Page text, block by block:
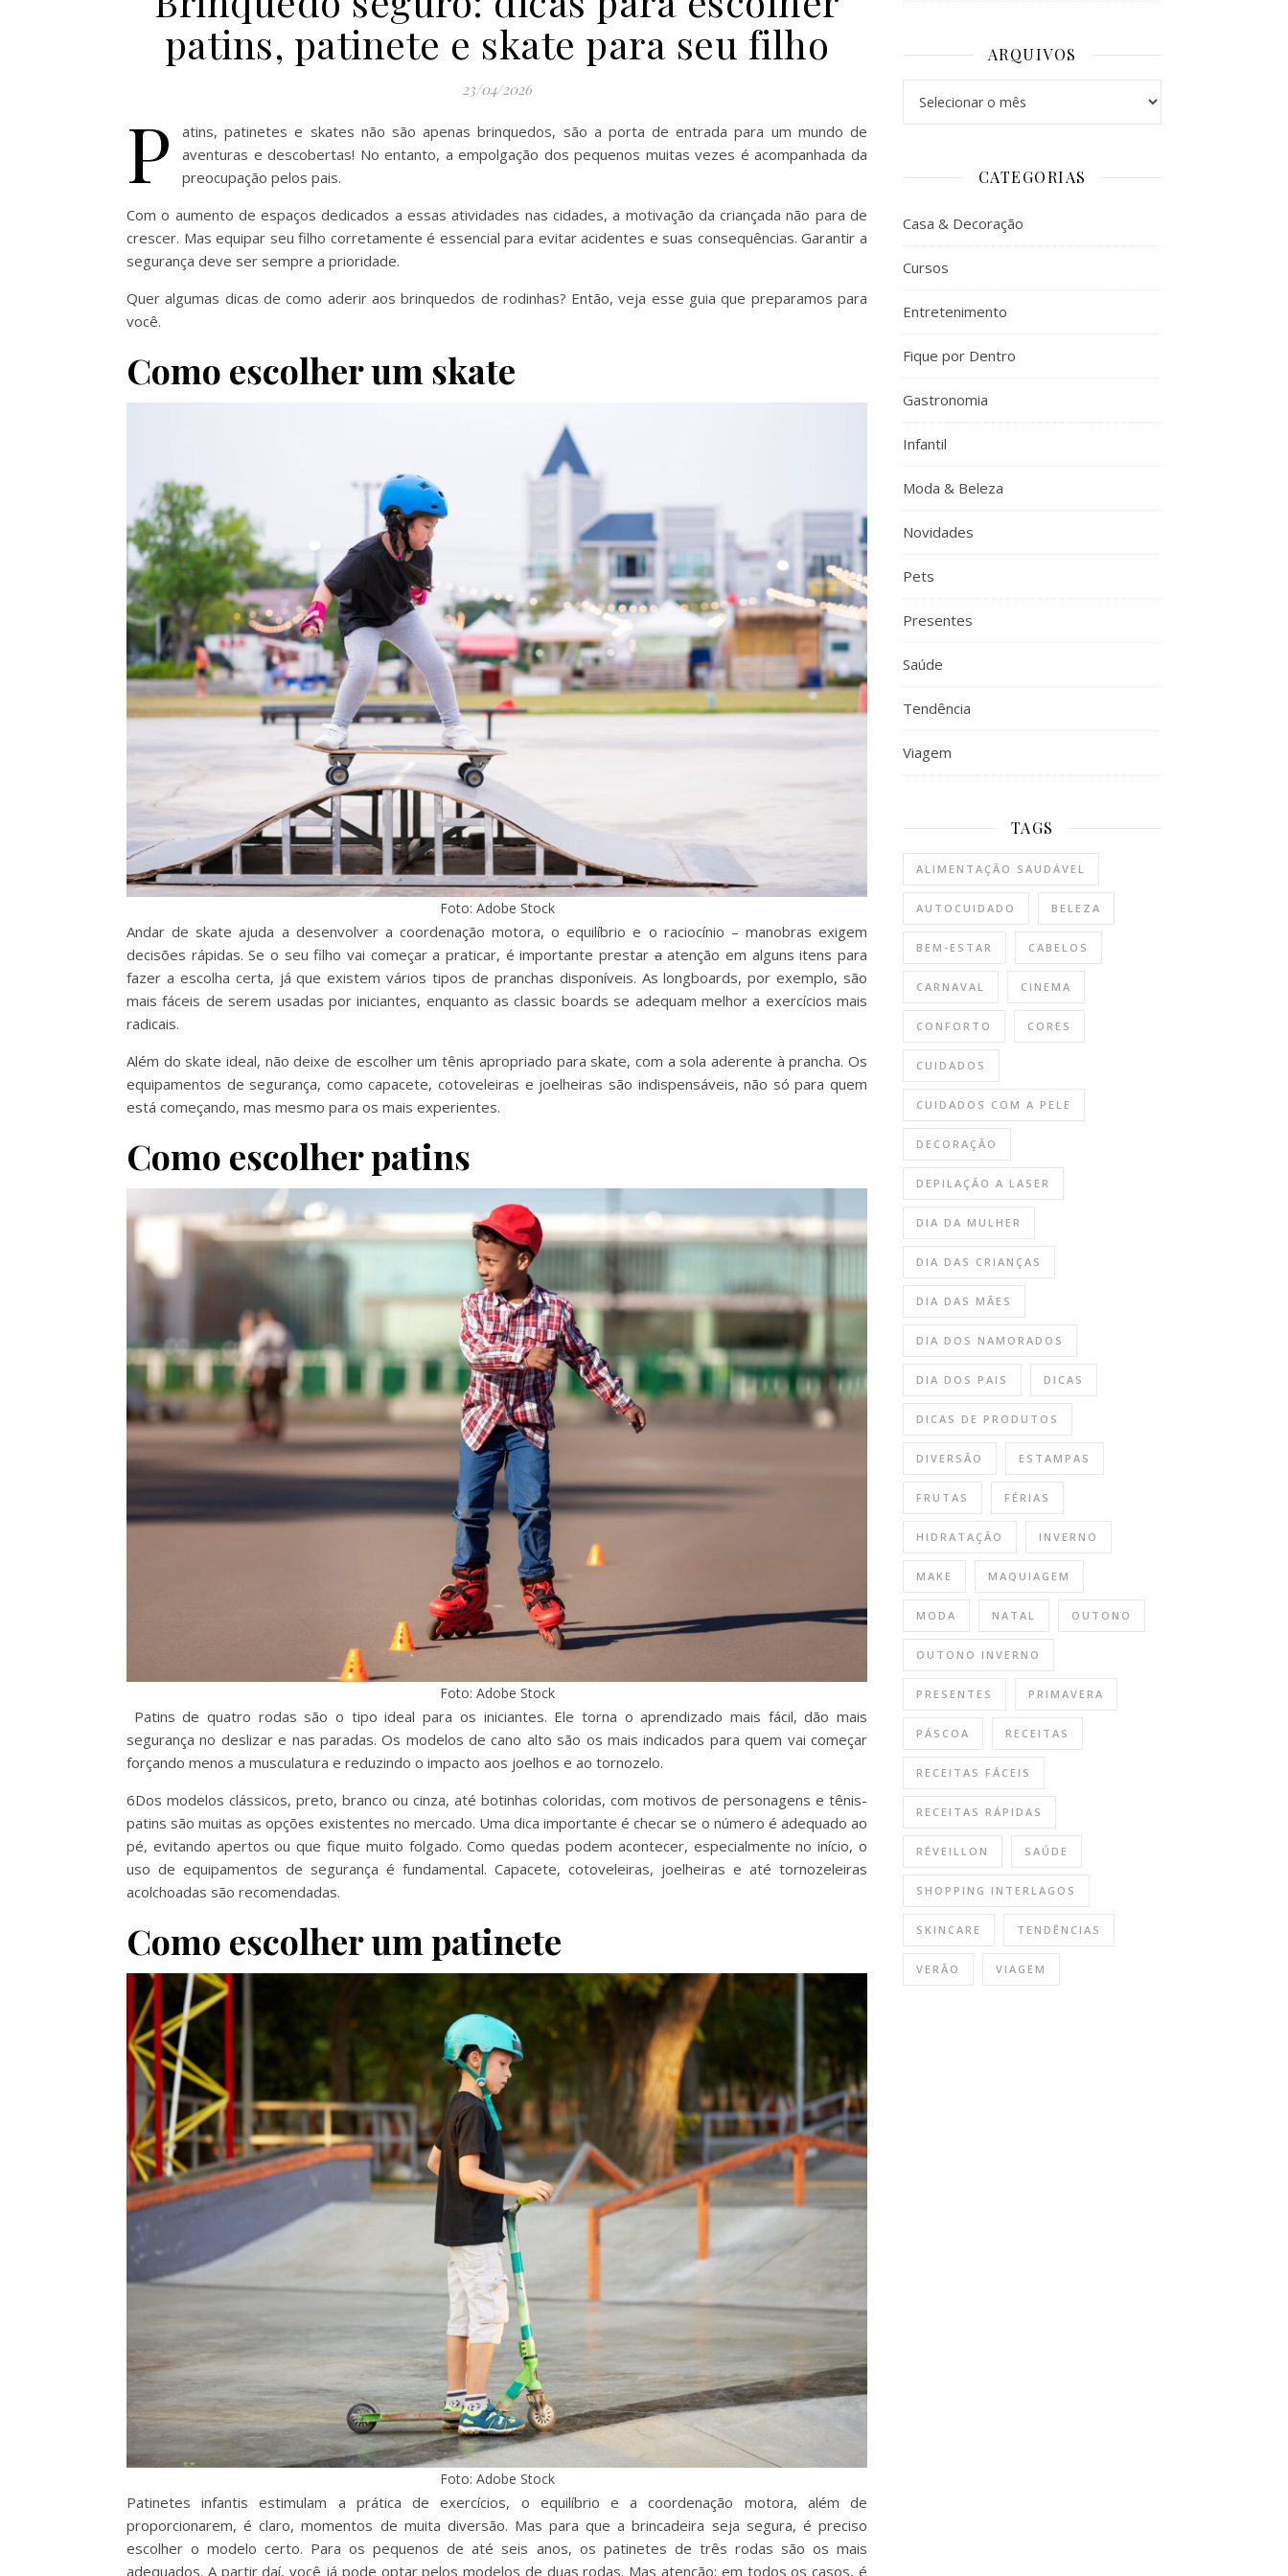
patins, patinete e skate para seu filho
23/04/2026
P
atins, patinetes e skates não são apenas brinquedos, são a porta de entrada para um mundo de
aventuras e descobertas! No entanto, a empolgação dos pequenos muitas vezes é acompanhada da
preocupação pelos pais.
Com o aumento de espaços dedicados a essas atividades nas cidades, a motivação da criançada não para de
crescer. Mas equipar seu filho corretamente é essencial para evitar acidentes e suas consequências. Garantir a
segurança deve ser sempre a prioridade.
Quer algumas dicas de como aderir aos brinquedos de rodinhas? Então, veja esse guia que preparamos para
você.
Como escolher um skate
Foto: Adobe Stock
Andar de skate ajuda a desenvolver a coordenação motora, o equilíbrio e o raciocínio – manobras exigem
decisões rápidas. Se o seu filho vai começar a praticar, é importante prestaraatenção em alguns itens para
fazer a escolha certa, já que existem vários tipos de pranchas disponíveis. As longboards, por exemplo, são
mais fáceis de serem usadas por iniciantes, enquanto as classic boards se adequam melhor a exercícios mais
radicais.
Além do skate ideal, não deixe de escolher um tênis apropriado para skate, com a sola aderente à prancha. Os
equipamentos de segurança, como capacete, cotoveleiras e joelheiras são indispensáveis, não só para quem
está começando, mas mesmo para os mais experientes.
Como escolher patins
Foto: Adobe Stock
Patins de quatro rodas são o tipo ideal para os iniciantes. Ele torna o aprendizado mais fácil, dão mais
segurança no deslizar e nas paradas. Os modelos de cano alto são os mais indicados para quem vai começar
forçando menos a musculatura e reduzindo o impacto aos joelhos e ao tornozelo.
6Dos modelos clássicos, preto, branco ou cinza, até botinhas coloridas, com motivos de personagens e tênis-
patins são muitas as opções existentes no mercado. Uma dica importante é checar se o número é adequado ao
pé, evitando apertos ou que fique muito folgado. Como quedas podem acontecer, especialmente no início, o
uso de equipamentos de segurança é fundamental. Capacete, cotoveleiras, joelheiras e até tornozeleiras
acolchoadas são recomendadas.
Como escolher um patinete
Foto: Adobe Stock
Patinetes infantis estimulam a prática de exercícios, o equilíbrio e a coordenação motora, além de
proporcionarem, é claro, momentos de muita diversão. Mas para que a brincadeira seja segura, é preciso
escolher o modelo certo. Para os pequenos de até seis anos, os patinetes de três rodas são os mais
adequados. A partir daí, você já pode optar pelos modelos de duas rodas. Mas atenção: em todos os casos, é
ARQUIVOS
CATEGORIAS
Casa & Decoração
Cursos
Entretenimento
Fique por Dentro
Gastronomia
Infantil
Moda & Beleza
Novidades
Pets
Presentes
Saúde
Tendência
Viagem
TAGS
ALIMENTAÇÃO SAUDÁVEL
AUTOCUIDADO BELEZA
BEM-ESTAR CABELOS
CARNAVAL CINEMA
CONFORTO CORES
CUIDADOS
CUIDADOS COM A PELE
DECORAÇÃO
DEPILAÇÃO A LASER
DIA DA MULHER
DIA DAS CRIANÇAS
DIA DAS MÃES
DIA DOS NAMORADOS
DIA DOS PAIS DICAS
DICAS DE PRODUTOS
DIVERSÃO ESTAMPAS
FRUTAS FÉRIAS
HIDRATAÇÃO INVERNO
MAKE MAQUIAGEM
MODA NATAL OUTONO
OUTONO INVERNO
PRESENTES PRIMAVERA
PÁSCOA RECEITAS
RECEITAS FÁCEIS
RECEITAS RÁPIDAS
RÉVEILLON SAÚDE
SHOPPING INTERLAGOS
SKINCARE TENDÊNCIAS
VERÃO VIAGEM